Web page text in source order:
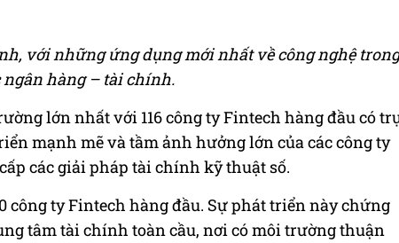
với những ứng dụng mới nhất về công nghệ trong
hàng – tài chính.
lớn nhất với 116 công ty Fintech hàng đầu có
mạnh mẽ và tầm ảnh hưởng lớn của các công ty
các giải pháp tài chính kỹ thuật số.
ty Fintech hàng đầu. Sự phát triển này chứng
tâm tài chính toàn cầu, nơi có môi trường thuận